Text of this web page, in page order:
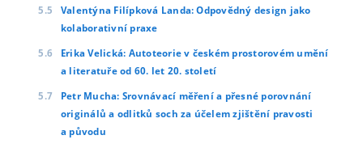
Valentýna Filípková Landa: Odpovědný design jako
kolaborativní praxe
Erika Velická: Autoteorie v českém prostorovém umění
a literatuře od 60. let 20. století
Petr Mucha: Srovnávací měření a přesné porovnání
originálů a odlitků soch za účelem zjištění pravosti
a původu